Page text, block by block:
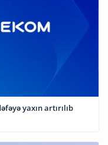
yaxın artırılıb